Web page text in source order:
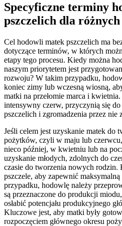
Specyficzne terminy
pszczelich dla
Cel hodowli matek pszczelich ma
dotyczące terminów, w których
etapy tego procesu. Kiedy można
naszym priorytetem jest
rozwoju? W takim przypadku,
koniec zimy lub wczesną wiosną,
matki na przełomie marca i
intensywny czerw, przyczynią się
pszczelich i zgromadzenia przez nie
Jeśli celem jest uzyskanie matek do
pożytków, czyli w maju lub
nieco później, w kwietniu lub na
uzyskanie młodych, zdolnych do
czasie do tworzenia nowych rodzin.
pszczele, aby zapewnić
przypadku, hodowlę należy
są przeznaczone do produkcji
osłabić potencjału produkcyjnego
Kluczowe jest, aby matki były
rozpoczęciem głównego okresu